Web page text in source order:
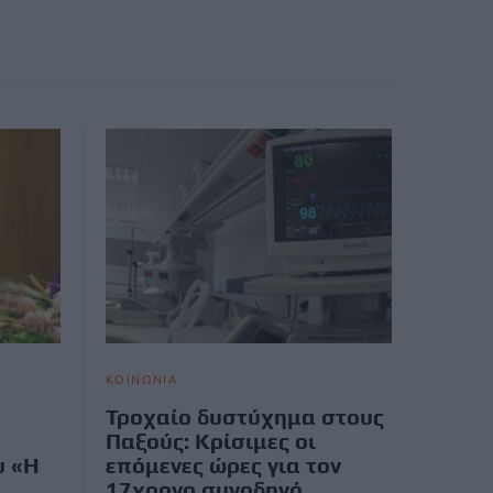
«Η
ΚΟΙΝΩΝΙΑ
Τροχαίο δυστύχημα στους
Παξούς: Κρίσιμες οι
επόμενες ώρες για τον